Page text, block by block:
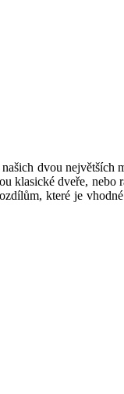
dvou největších
klasické dveře, nebo
které je